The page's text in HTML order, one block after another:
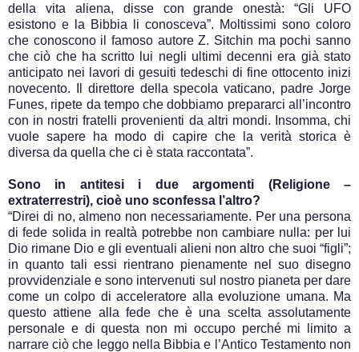
della vita aliena, disse con grande onestà: “Gli UFO
esistono e la Bibbia li conosceva”. Moltissimi sono coloro
che conoscono il famoso autore Z. Sitchin ma pochi sanno
che ciò che ha scritto lui negli ultimi decenni era già stato
anticipato nei lavori di gesuiti tedeschi di fine ottocento inizi
novecento. Il direttore della specola vaticano, padre Jorge
Funes, ripete da tempo che dobbiamo prepararci all’incontro
con in nostri fratelli provenienti da altri mondi. Insomma, chi
vuole sapere ha modo di capire che la verità storica è
diversa da quella che ci è stata raccontata”.
Sono in antitesi i due argomenti (Religione –
extraterrestri), cioè uno sconfessa l’altro?
“Direi di no, almeno non necessariamente. Per una persona
di fede solida in realtà potrebbe non cambiare nulla: per lui
Dio rimane Dio e gli eventuali alieni non altro che suoi “figli”;
in quanto tali essi rientrano pienamente nel suo disegno
provvidenziale e sono intervenuti sul nostro pianeta per dare
come un colpo di acceleratore alla evoluzione umana. Ma
questo attiene alla fede che è una scelta assolutamente
personale e di questa non mi occupo perché mi limito a
narrare ciò che leggo nella Bibbia e l’Antico Testamento non